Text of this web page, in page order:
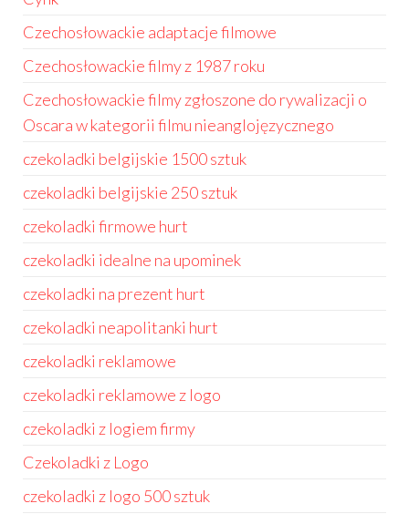
Czechosłowackie adaptacje filmowe
Czechosłowackie filmy z 1987 roku
Czechosłowackie filmy zgłoszone do rywalizacji o
Oscara w kategorii filmu nieanglojęzycznego
czekoladki belgijskie 1500 sztuk
czekoladki belgijskie 250 sztuk
czekoladki firmowe hurt
czekoladki idealne na upominek
czekoladki na prezent hurt
czekoladki neapolitanki hurt
czekoladki reklamowe
czekoladki reklamowe z logo
czekoladki z logiem firmy
Czekoladki z Logo
czekoladki z logo 500 sztuk